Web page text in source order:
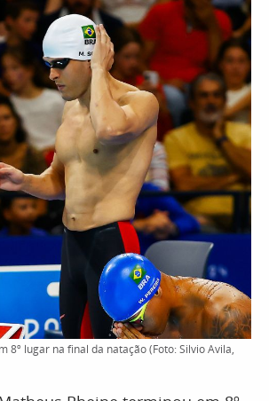
8º lugar na final da natação (Foto: Silvio Avila,